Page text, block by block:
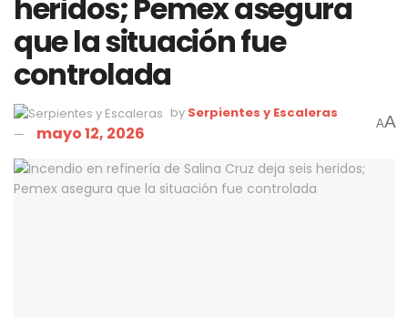
heridos; Pemex asegura
que la situación fue
controlada
by Serpientes y Escaleras
mayo 12, 2026 AA